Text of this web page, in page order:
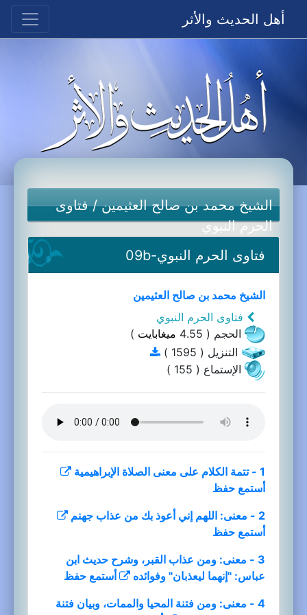
أهل الحديث والأثر
الشيخ محمد بن صالح العثيمين/فتاوى
الحرم النبوي
فتاوى الحرم النبوي-09b
الشيخ محمد بن صالح العثيمين
فتاوى الحرم النبوي
الحجم ( 4.55
ميغابايت )
التنزيل ( 1595 )
الإستماع ( 155 )
1 - تتمة الكلام على معنى الصلاة الإبراهيمية
أستمع حفظ
2 - معنى: اللهم إني أعوذ بك من عذاب جهنم
أستمع حفظ
3 - معنى: ومن عذاب القبر، وشرح حديث ابن
عباس: "إنهما ليعذبان" وفوائده
أستمع حفظ
4 - معنى: ومن فتنة المحيا والممات، وبيان فتنة